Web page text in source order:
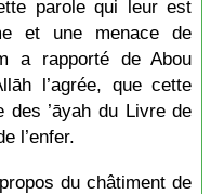
parole qui leur est
et une menace de
a rapporté de Abou
l’agrée, que cette
des ’āyah du Livre de
l’enfer.
du châtiment de